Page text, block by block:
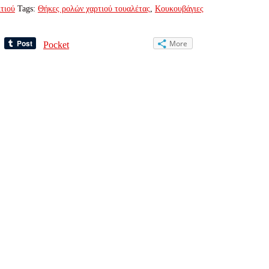
Tags: Θήκες ρολών χαρτιού τουαλέτας Κουκουβάγιες
Pocket More